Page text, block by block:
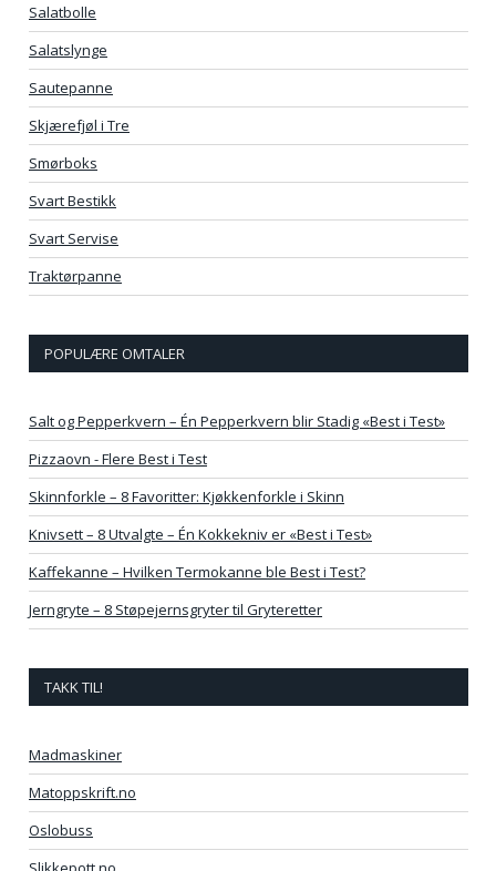
Salatbolle
Salatslynge
Sautepanne
Skjærefjøl i Tre
Smørboks
Svart Bestikk
Svart Servise
Traktørpanne
POPULÆRE OMTALER
Salt og Pepperkvern – Én Pepperkvern blir Stadig «Best i Test»
Pizzaovn - Flere Best i Test
Skinnforkle – 8 Favoritter: Kjøkkenforkle i Skinn
Knivsett – 8 Utvalgte – Én Kokkekniv er «Best i Test»
Kaffekanne – Hvilken Termokanne ble Best i Test?
Jerngryte – 8 Støpejernsgryter til Gryteretter
TAKK TIL!
Madmaskiner
Matoppskrift.no
Oslobuss